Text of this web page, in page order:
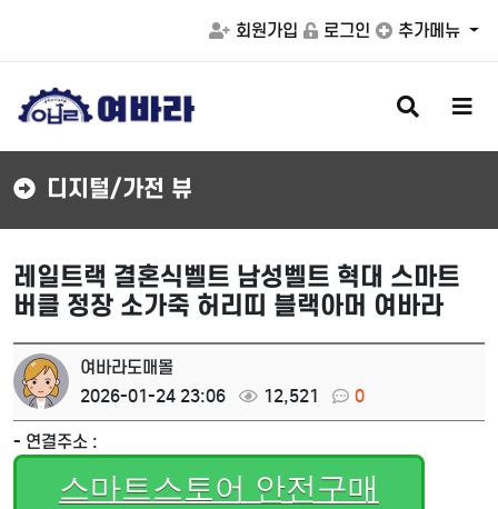
회원가입 로그인 추가메뉴
검
색
버
메
버
디지털/가전 뷰
레일트랙 결혼식벨트 남성벨트 혁대 스마트
버클 정장 소가죽 허리띠 블랙아머 여바라
여바라도매몰
2026-01-24 23:06
12,521 0
- 연결주소 :
스마트스토어 안전구매